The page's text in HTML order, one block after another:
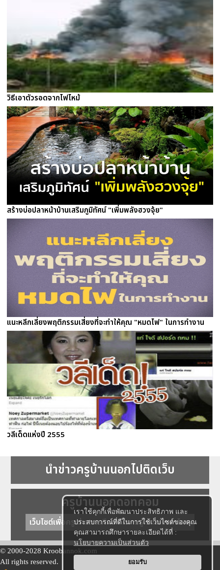
เราใช้คุกกี้เพื่อพัฒนาประสิทธิภาพ และ
ประสบการณ์ที่ดีในการใช้เว็บไซต์ของคุณ
คุณสามารถศึกษารายละเอียดได้ที่ :
นโยบายความเป็นส่วนตัว
ยอมรับ
วิธีเอาตัวรอดจากไฟไหม้
สร้างบ่อปลาหน้าบ้านเสริมภูมิทัศน์ "เพิ่มพลังฮวงจุ้ย"
แนะหลีกเลี่ยงพฤติกรรมเสี่ยงที่จะทำให้คุณ "หมดไฟ" ในการทำงาน
วลีเด็ดแห่งปี 2555
นำข่าวครูบ้านนอกไปติดเว็บ
ครูบ้านนอกดอทคอม
เว็บไซต์เพื่อครู ข่าวการศึกษา ความรู้ การศึกษาไทย
© 2000-2028 Kroobannok.com
All rights reserved.